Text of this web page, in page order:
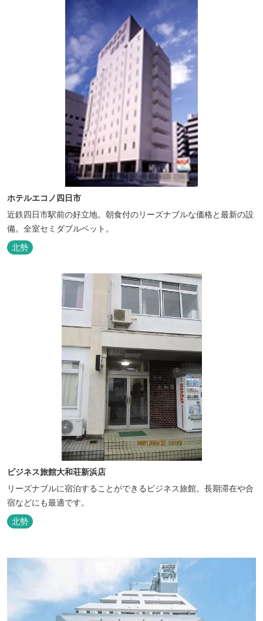
ホテルエコノ四日市
近鉄四日市駅前の好立地。朝食付のリーズナブルな価格と最新の設
備。全室セミダブルベット。
北勢
ビジネス旅館大和荘新浜店
リーズナブルに宿泊することができるビジネス旅館。長期滞在や合
宿などにも最適です。
北勢